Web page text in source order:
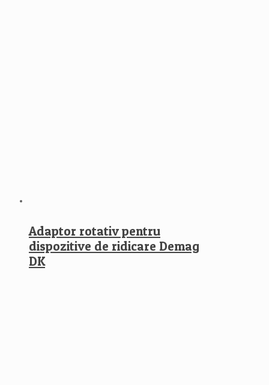
Adaptor rotativ pentru
dispozitive de ridicare Demag
DK